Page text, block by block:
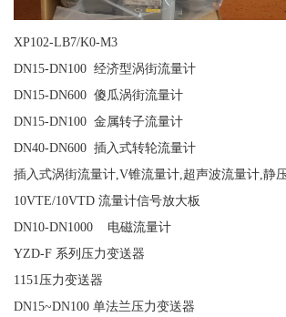
XP102-LB7/K0-M3
DN15-DN100 经济型涡街流量计
DN15-DN600 傻瓜涡街流量计
DN15-DN100 金属转子流量计
DN40-DN600 插入式转轮流量计
插入式涡街流量计,V锥流量计,超声波流量计,静
10VTE/10VTD 流量计信号放大板
DN10-DN1000 电磁流量计
YZD-F 系列压力变送器
1151压力变送器
DN15~DN100 单法兰压力变送器